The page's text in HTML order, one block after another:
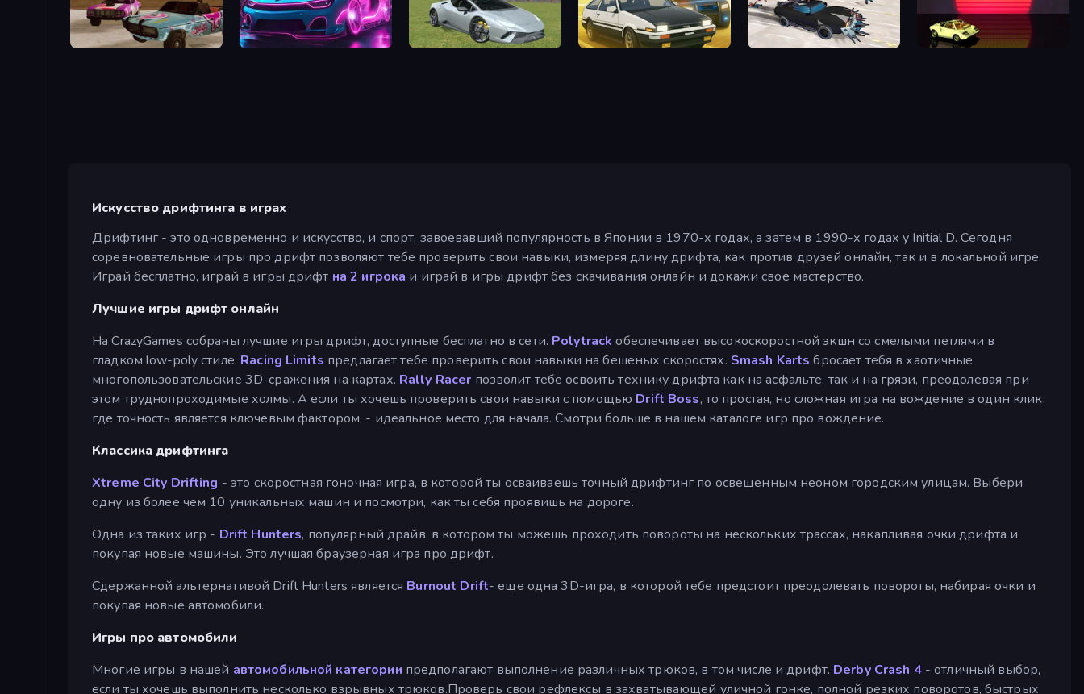
Village Car Stunts Cyber Cars Punk Racing 2 Sports Cars Driver Crazy Chase - Car Chase Simulator Zombie Drive Survivor Super Retro Chase
Искусство дрифтинга в играх
Дрифтинг - это одновременно и искусство, и спорт, завоевавший популярность в Японии в 1970-х годах, а затем в 1990-х годах у Initial D. Сегодня
соревновательные игры про дрифт позволяют тебе проверить свои навыки, измеряя длину дрифта, как против друзей онлайн, так и в локальной игре.
Играй бесплатно, играй в игры дрифт на 2 игрока и играй в игры дрифт без скачивания онлайн и докажи свое мастерство.
Лучшие игры дрифт онлайн
На CrazyGames собраны лучшие игры дрифт, доступные бесплатно в сети. Polytrack обеспечивает высокоскоростной экшн со смелыми петлями в
гладком low-poly стиле. Racing Limits предлагает тебе проверить свои навыки на бешеных скоростях. Smash Karts бросает тебя в хаотичные
многопользовательские 3D-сражения на картах. Rally Racer позволит тебе освоить технику дрифта как на асфальте, так и на грязи, преодолевая при
этом труднопроходимые холмы. А если ты хочешь проверить свои навыки с помощью Drift Boss, то простая, но сложная игра на вождение в один клик,
где точность является ключевым фактором, - идеальное место для начала. Смотри больше в нашем каталоге игр про вождение.
Классика дрифтинга
Xtreme City Drifting - это скоростная гоночная игра, в которой ты осваиваешь точный дрифтинг по освещенным неоном городским улицам. Выбери
одну из более чем 10 уникальных машин и посмотри, как ты себя проявишь на дороге.
Одна из таких игр - Drift Hunters, популярный драйв, в котором ты можешь проходить повороты на нескольких трассах, накапливая очки дрифта и
покупая новые машины. Это лучшая браузерная игра про дрифт.
Сдержанной альтернативой Drift Hunters является Burnout Drift- еще одна 3D-игра, в которой тебе предстоит преодолевать повороты, набирая очки и
покупая новые автомобили.
Игры про автомобили
Многие игры в нашей автомобильной категории предполагают выполнение различных трюков, в том числе и дрифт. Derby Crash 4- отличный выбор,
если ты хочешь выполнить несколько взрывных трюков.Проверь свои рефлексы в захватывающей уличной гонке, полной резких поворотов, быстрых